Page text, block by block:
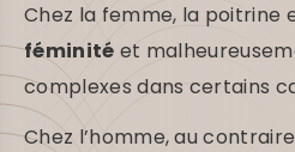
i
c
t
Chez la femme, la poitrine
féminité et
complexes dans certains
Chez l’homme, au